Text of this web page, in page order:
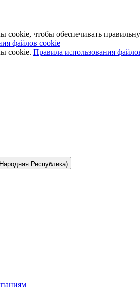
чтобы обеспечивать
файлов cookie
cookie. Правила использования
Республика)